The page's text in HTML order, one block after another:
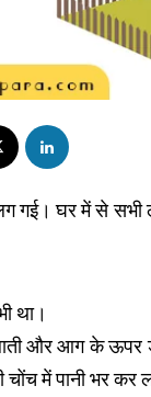
गई। घर में से सभी
था।
और आग के
चोंच में पानी भर